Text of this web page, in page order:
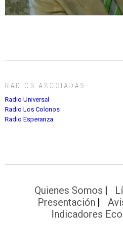
RADIOS ASOCIADAS
Radio Universal
Radio Los Colonos
Radio Esperanza
Quienes Somos
Presentación
Indicadores